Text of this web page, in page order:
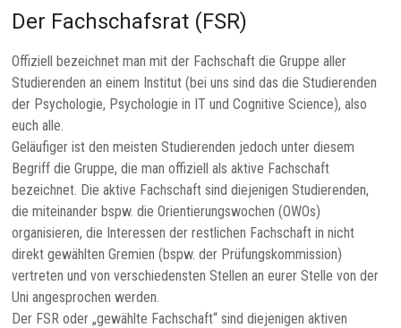
TU
Darmstadt.
Der Fachschafsrat (FSR)
Offiziell bezeichnet man mit der Fachschaft die Gruppe aller
Studierenden an einem Institut (bei uns sind das die Studierenden
der Psychologie, Psychologie in IT und Cognitive Science), also
euch alle.
Geläufiger ist den meisten Studierenden jedoch unter diesem
Begriff die Gruppe, die man offiziell als aktive Fachschaft
bezeichnet. Die aktive Fachschaft sind diejenigen Studierenden,
die miteinander bspw. die Orientierungswochen (OWOs)
organisieren, die Interessen der restlichen Fachschaft in nicht
direkt gewählten Gremien (bspw. der Prüfungskommission)
vertreten und von verschiedensten Stellen an eurer Stelle von der
Uni angesprochen werden.
Der FSR oder „gewählte Fachschaft“ sind diejenigen aktiven